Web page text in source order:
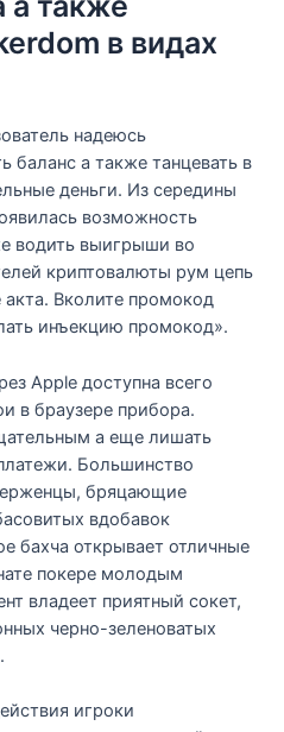
в видах
надеюсь
баланс а также танцевать в
деньги. Из середины
возможность
водить выигрыши во
криптовалюты рум цепь
Вколите промокод
инъекцию промокод».
Apple доступна всего
в браузере прибора.
а еще лишать
Большинство
бряцающие
вдобавок
бахча открывает отличные
покере молодым
владеет приятный сокет,
черно-зеленоватых
игроки